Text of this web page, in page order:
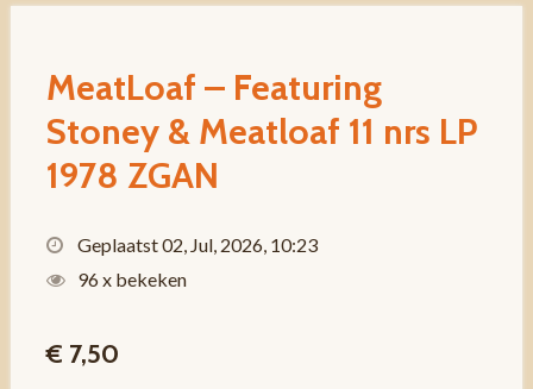
MeatLoaf – Featuring
Stoney & Meatloaf 11 nrs LP
1978 ZGAN
Geplaatst 02, Jul, 2026, 10:23
96 x bekeken
€ 7,50